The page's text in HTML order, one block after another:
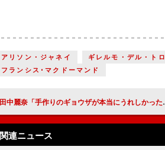
アリソン・ジャネイ ギレルモ・デル・トロ
フランシス･マクドーマンド
田中麗奈「手作りのギョウザが本当にうれしかった」 中国で受けた“おもてなし”のエピソードを披露
関連ニュース